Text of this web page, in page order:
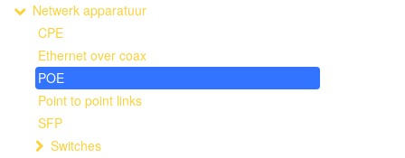
Netwerk apparatuur
CPE
Ethernet over coax
POE
Point to point links
SFP
Switches